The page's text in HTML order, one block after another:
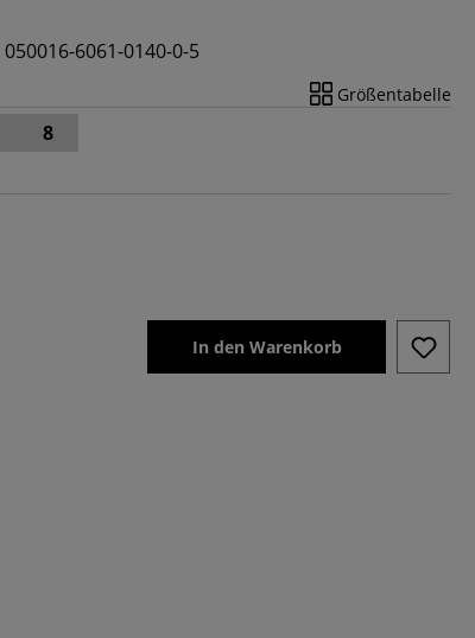
050016-6061-0140-0-5
Größentabelle
8
In den Warenkorb